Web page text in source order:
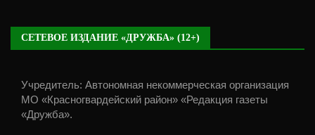
СЕТЕВОЕ ИЗДАНИЕ «ДРУЖБА» (12+)
Учредитель: Автономная некоммерческая организация
МО «Красногвардейский район» «Редакция газеты
«Дружба».